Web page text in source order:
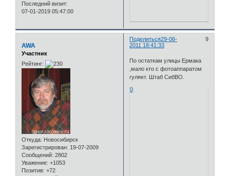
Последний визит:
07-01-2019 05:47:00
Поделиться 9
29-06-
2011 18:41:33
AWA
Участник
Рейтинг:
Откуда: Новосибирск
Зарегистрирован: 19-07-2009
Сообщений: 2802
Уважение: +1053
Позитив: +72
По остаткам улицы Ермака
,мало кто с фотоаппаратом
гуляет. Штаб СибВО.
0